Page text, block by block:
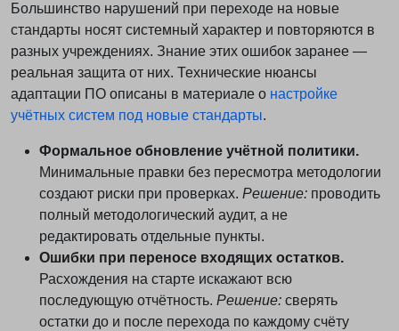
Большинство нарушений при переходе на новые
стандарты носят системный характер и повторяются в
разных учреждениях. Знание этих ошибок заранее —
реальная защита от них. Технические нюансы
адаптации ПО описаны в материале о настройке
учётных систем под новые стандарты.
Формальное обновление учётной политики.
Минимальные правки без пересмотра методологии
создают риски при проверках. Решение: проводить
полный методологический аудит, а не
редактировать отдельные пункты.
Ошибки при переносе входящих остатков.
Расхождения на старте искажают всю
последующую отчётность. Решение: сверять
остатки до и после перехода по каждому счёту